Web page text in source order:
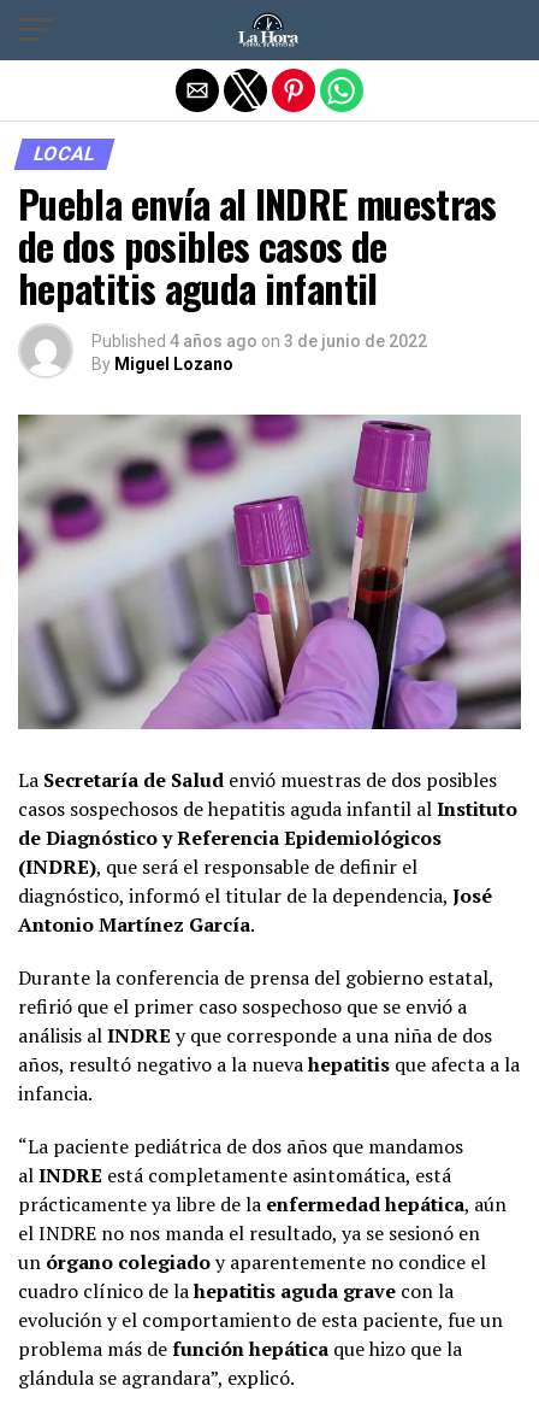
LOCAL
Puebla envía al INDRE muestras
de dos posibles casos de
hepatitis aguda infantil
Published 4 años ago on 3 de junio de 2022
By Miguel Lozano
La Secretaría de Salud envió muestras de dos posibles
casos sospechosos de hepatitis aguda infantil alInstituto
de Diagnóstico y Referencia Epidemiológicos
(INDRE), que será el responsable de definir el
diagnóstico, informó el titular de la dependencia, José
Antonio Martínez García.
Durante la conferencia de prensa del gobierno estatal,
refirió que el primer caso sospechoso que se envió a
análisis alINDRE y que corresponde a una niña de dos
años, resultó negativo a la nuevahepatitis que afecta a la
infancia.
“La paciente pediátrica de dos años que mandamos
alINDRE está completamente asintomática, está
prácticamente ya libre de la enfermedad hepática, aún
el INDRE no nos manda el resultado, ya se sesionó en
un órgano colegiadoy aparentemente no condice el
cuadro clínico de lahepatitis aguda grave con la
evolución y el comportamiento de esta paciente, fue un
problema más defunción hepática que hizo que la
glándula se agrandara”, explicó.
Salir de la versión móvil